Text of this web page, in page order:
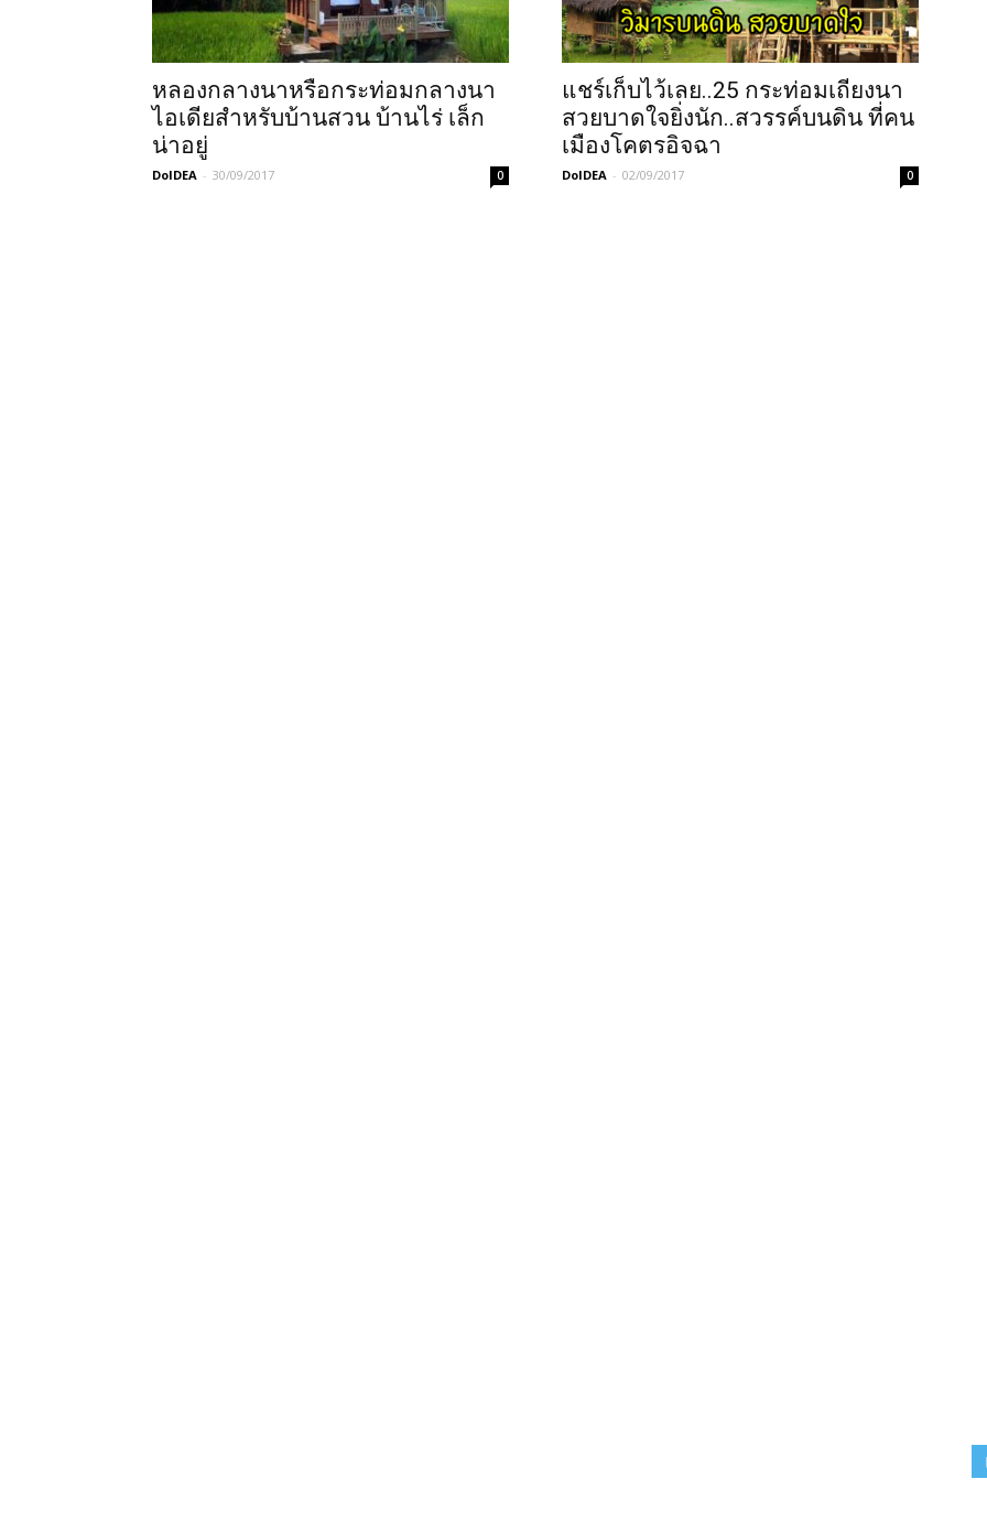
หลองกลางนาหรือกระท่อมกลางนา
ไอเดียสำหรับบ้านสวน บ้านไร่ เล็ก
น่าอยู่
DoIDEA - 30/09/2017 0
แชร์เก็บไว้เลย..25 กระท่อมเถียงนา
สวยบาดใจยิ่งนัก..สวรรค์บนดิน ที่คน
เมืองโคตรอิจฉา
DoIDEA - 02/09/2017 0